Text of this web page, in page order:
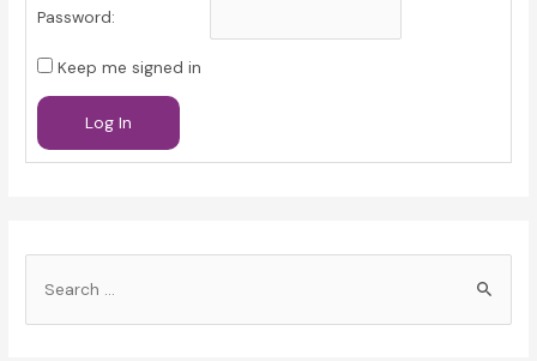
Password:
Keep me signed in
Log In